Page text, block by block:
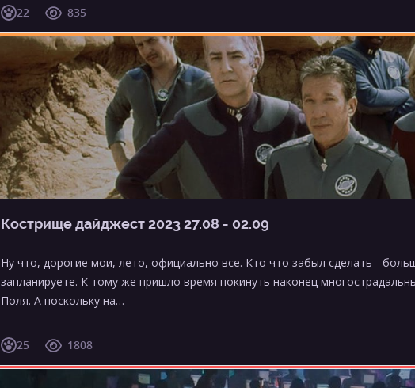
22 835
Кострище дайджест 2023 27.08 - 02.09
Ну что, дорогие мои, лето, официально все. Кто что забыл сделать -
запланируете. К тому же пришло время покинуть наконец
Поля. А поскольку на…
25 1808